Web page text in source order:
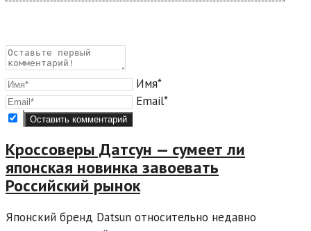
Имя*
Email*
Кроссоверы Датсун — сумеет ли
японская новинка завоевать
Российский рынок
Японский бренд Datsun относительно недавно